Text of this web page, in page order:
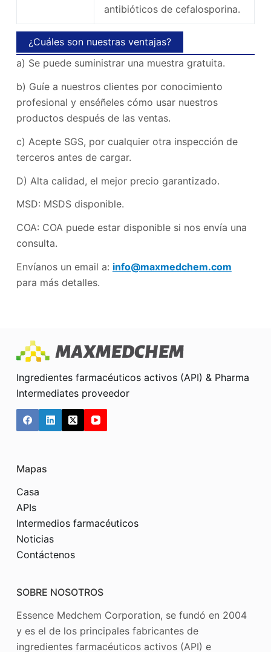
antibióticos de cefalosporina.
¿Cuáles son nuestras ventajas?
a) Se puede suministrar una muestra gratuita.
b) Guíe a nuestros clientes por conocimiento
profesional y enséñeles cómo usar nuestros
productos después de las ventas.
c) Acepte SGS, por cualquier otra inspección de
terceros antes de cargar.
D) Alta calidad, el mejor precio garantizado.
MSD: MSDS disponible.
COA: COA puede estar disponible si nos envía una
consulta.
Envíanos un email a: info@maxmedchem.com
para más detalles.
Ingredientes farmacéuticos activos (API) & Pharma
Intermediates proveedor
Mapas
Casa
APIs
Intermedios farmacéuticos
Noticias
Contáctenos
SOBRE NOSOTROS
Essence Medchem Corporation, se fundó en 2004
y es el de los principales fabricantes de
ingredientes farmacéuticos activos (API) e